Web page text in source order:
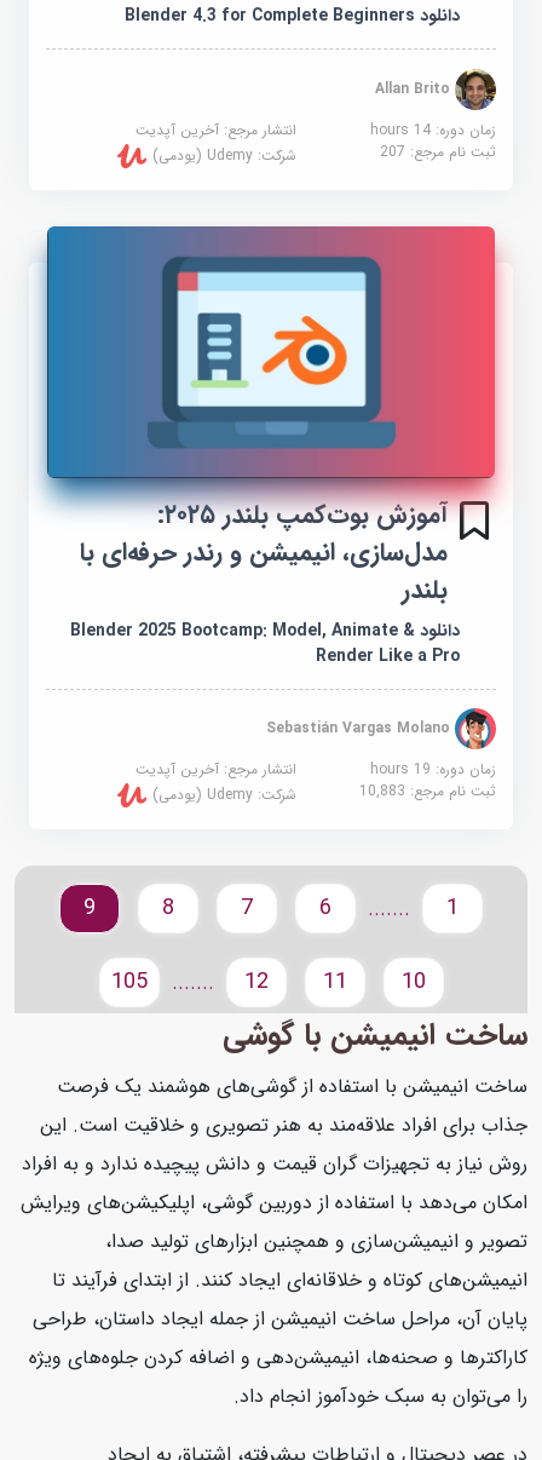
دانلود Blender 4.3 for Complete Beginners
Allan Brito
زمان دوره: 14 hours
انتشار مرجع:آخرین آپدیت
ثبت نام مرجع:207 شرکت:Udemy (یودمی)
آموزش بوت‌کمپ بلندر ۲۰۲۵:
مدل‌سازی، انیمیشن و رندر حرفه‌ای با
بلندر
دانلود Blender 2025 Bootcamp: Model, Animate &
Render Like a Pro
Sebastián Vargas Molano
زمان دوره: 19 hours
انتشار مرجع:آخرین آپدیت
ثبت نام مرجع:10,883 شرکت:Udemy (یودمی)
.......
10
11
12
.......
105
ساخت انیمیشن با گوشی
ساخت انیمیشن با استفاده از گوشی‌های هوشمند یک فرصت
جذاب برای افراد علاقه‌مند به هنر تصویری و خلاقیت است. این
روش نیاز به تجهیزات گران قیمت و دانش پیچیده ندارد و به افراد
امکان می‌دهد با استفاده از دوربین گوشی، اپلیکیشن‌های ویرایش
تصویر و انیمیشن‌سازی و همچنین ابزارهای تولید صدا،
انیمیشن‌های کوتاه و خلاقانه‌ای ایجاد کنند. از ابتدای فرآیند تا
پایان آن، مراحل ساخت انیمیشن از جمله ایجاد داستان، طراحی
کاراکترها و صحنه‌ها، انیمیشن‌دهی و اضافه کردن جلوه‌های ویژه
را می‌توان به سبک خودآموز انجام داد.